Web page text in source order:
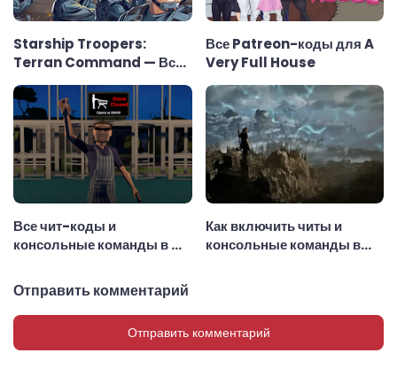
Starship Troopers:
Terran Command — Все
консольные команды
Все Patreon-коды для A
Very Full House
Все чит-коды и
консольные команды в My
Как включить читы и
консольные команды в
Отправить комментарий
Отправить комментарий